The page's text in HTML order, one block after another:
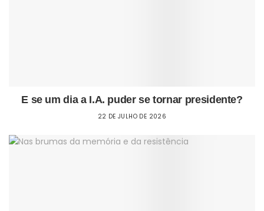
E se um dia a I.A. puder se tornar presidente?
22 DE JULHO DE 2026